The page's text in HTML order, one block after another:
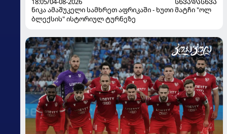
ნიკა ამაშუკელი სამხრეთ აფრიკაში - ხუთი მატჩი "ოლ
ბლექსის" ისტორიულ ტურნეზე